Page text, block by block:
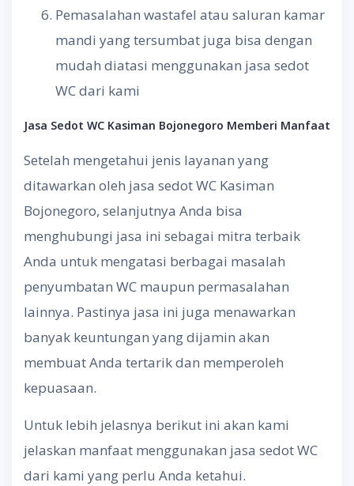
Pemasalahan wastafel atau saluran kamar
mandi yang tersumbat juga bisa dengan
mudah diatasi menggunakan jasa sedot
WC dari kami
Jasa Sedot WC Kasiman Bojonegoro Memberi Manfaat
Setelah mengetahui jenis layanan yang
ditawarkan oleh jasa sedot WC Kasiman
Bojonegoro, selanjutnya Anda bisa
menghubungi jasa ini sebagai mitra terbaik
Anda untuk mengatasi berbagai masalah
penyumbatan WC maupun permasalahan
lainnya. Pastinya jasa ini juga menawarkan
banyak keuntungan yang dijamin akan
membuat Anda tertarik dan memperoleh
kepuasaan.
Untuk lebih jelasnya berikut ini akan kami
jelaskan manfaat menggunakan jasa sedot WC
dari kami yang perlu Anda ketahui.